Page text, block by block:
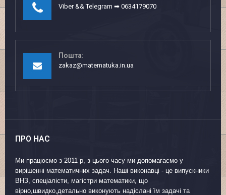
Viber && Telegram ➡ 0634179070
Пошта:
zakaz@matematuka.in.ua
ПРО НАС
Ми працюємо з 2011 р, з цього часу ми допомагаємо у
вирішенні математичних задач. Наші виконавці - це випускники
ВНЗ, спеціалісти, магістри математики, що
вірно,швидко,детально виконують надіслані їм задачі та